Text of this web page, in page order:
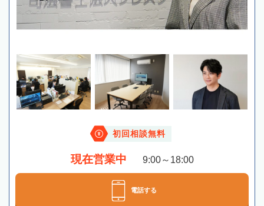
初回相談無料
現在営業中 9:00～18:00
電話する